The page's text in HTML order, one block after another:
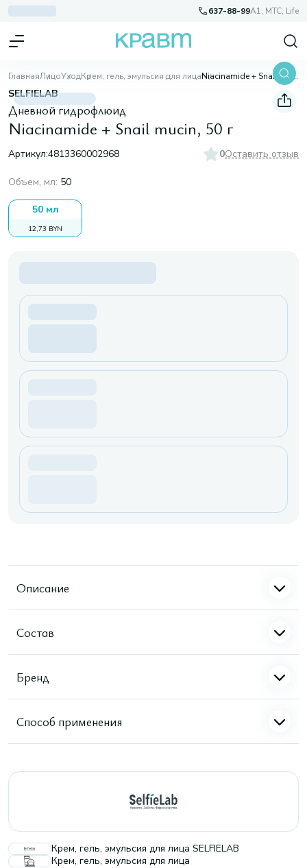
637-88-99A1, МТС, Life
ГлавнаяЛицоУходКрем, гель, эмульсия для лица Niacinamide + Snail mucin, 50 г
SELFIELAB
Дневной гидрофлюид
Niacinamide + Snail mucin, 50 г
Артикул:4813360002968 0Оставить отзыв
Объем, мл: 50
50 мл
12,73 BYN
Описание
Состав
Бренд
Способ применения
Крем, гель, эмульсия для лица SELFIELAB
Крем, гель, эмульсия для лица